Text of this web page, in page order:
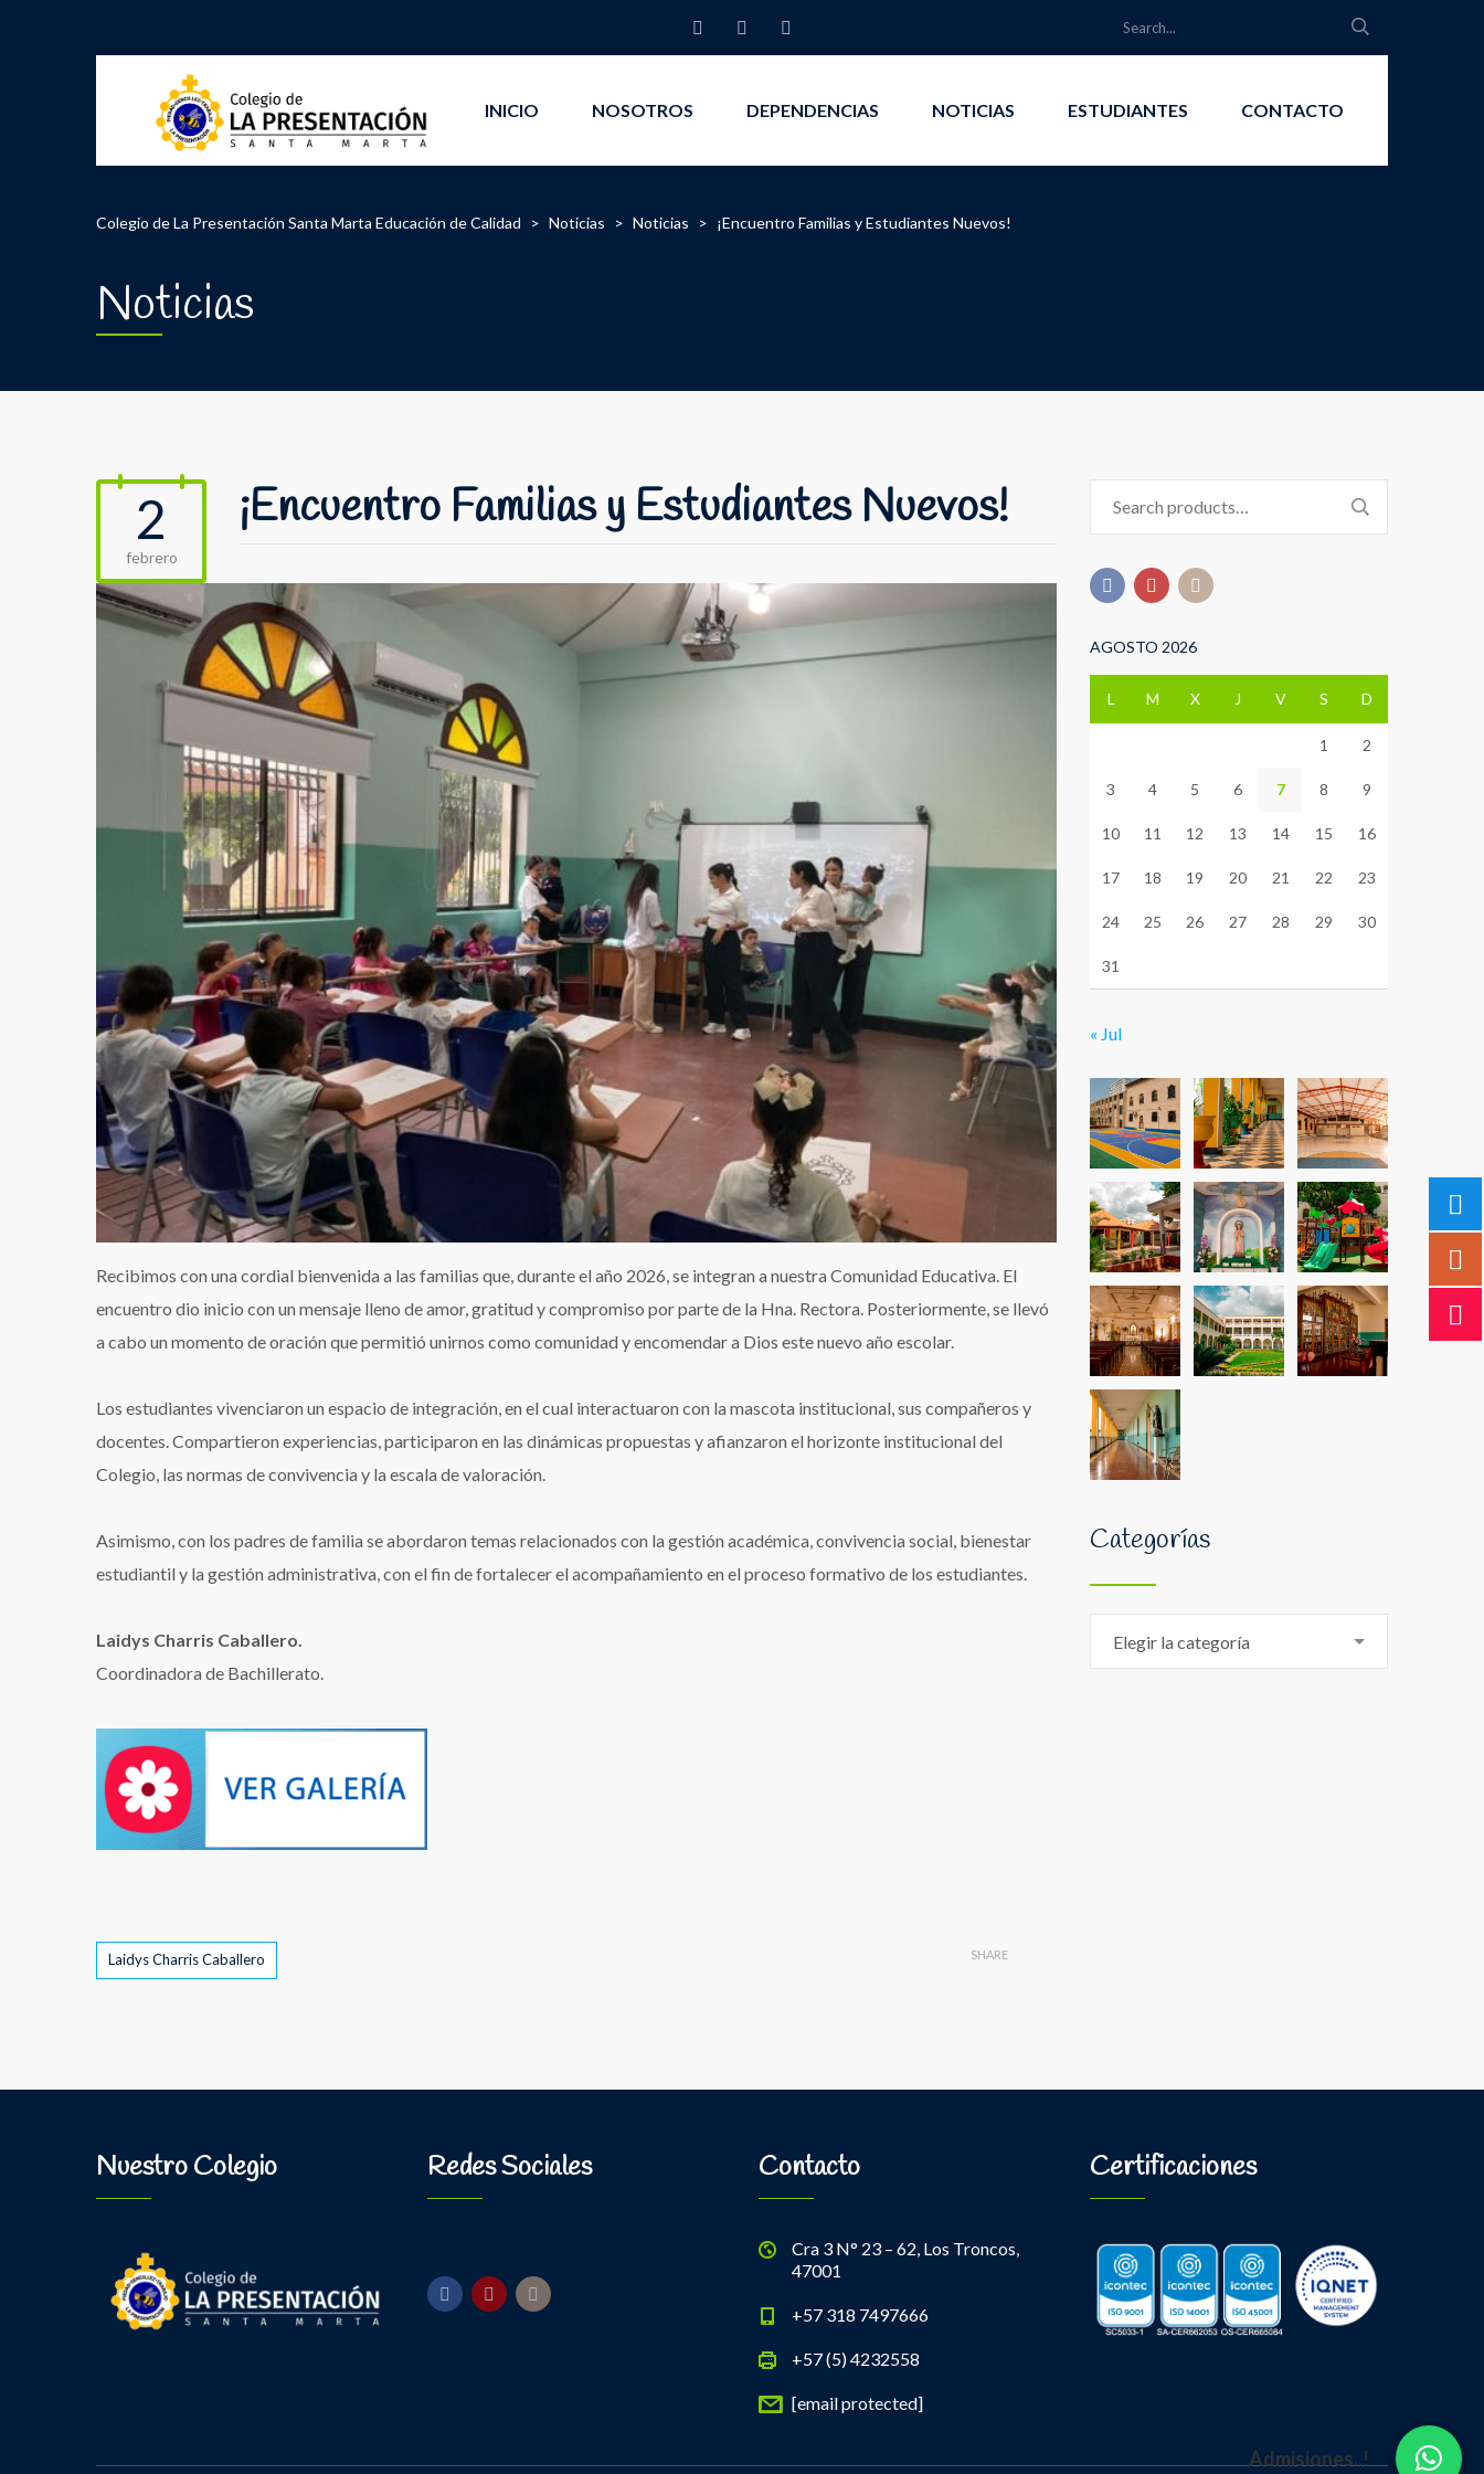
INICIO NOSOTROS DEPENDENCIAS NOTICIAS ESTUDIANTES CONTACTO
Colegio de La Presentación Santa Marta Educación de Calidad > Noticias > Noticias > ¡Encuentro Familias y Estudiantes Nuevos!
Noticias
2
febrero
¡Encuentro Familias y Estudiantes Nuevos!
Recibimos con una cordial bienvenida a las familias que, durante el año 2026, se integran a nuestra Comunidad Educativa. El
encuentro dio inicio con un mensaje lleno de amor, gratitud y compromiso por parte de la Hna. Rectora. Posteriormente, se llevó
a cabo un momento de oración que permitió unirnos como comunidad y encomendar a Dios este nuevo año escolar.
Los estudiantes vivenciaron un espacio de integración, en el cual interactuaron con la mascota institucional, sus compañeros y
docentes. Compartieron experiencias, participaron en las dinámicas propuestas y afianzaron el horizonte institucional del
Colegio, las normas de convivencia y la escala de valoración.
Asimismo, con los padres de familia se abordaron temas relacionados con la gestión académica, convivencia social, bienestar
estudiantil y la gestión administrativa, con el fin de fortalecer el acompañamiento en el proceso formativo de los estudiantes.
Laidys Charris Caballero.
Coordinadora de Bachillerato.
Tags
Laidys Charris Caballero SHARE
for:
AGOSTO 2026
L M X J V S D
1 2
3 4 5 6 7 8 9
10 11 12 13 14 15 16
17 18 19 20 21 22 23
24 25 26 27 28 29 30
31
« Jul
Categorías
Elegir la categoría
Nuestro Colegio Redes Sociales Contacto
Cra 3 N° 23 – 62, Los Troncos,
47001
+57 318 7497666
+57 (5) 4232558
[email protected]
Certificaciones
Admisiones..!